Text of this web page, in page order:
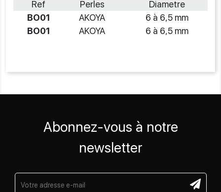
Ref Perles
Diametre
BO01
AKOYA
6 à 6,5 mm
BO01
AKOYA 6 à 6,5 mm
Abonnez-vous à notre
newsletter